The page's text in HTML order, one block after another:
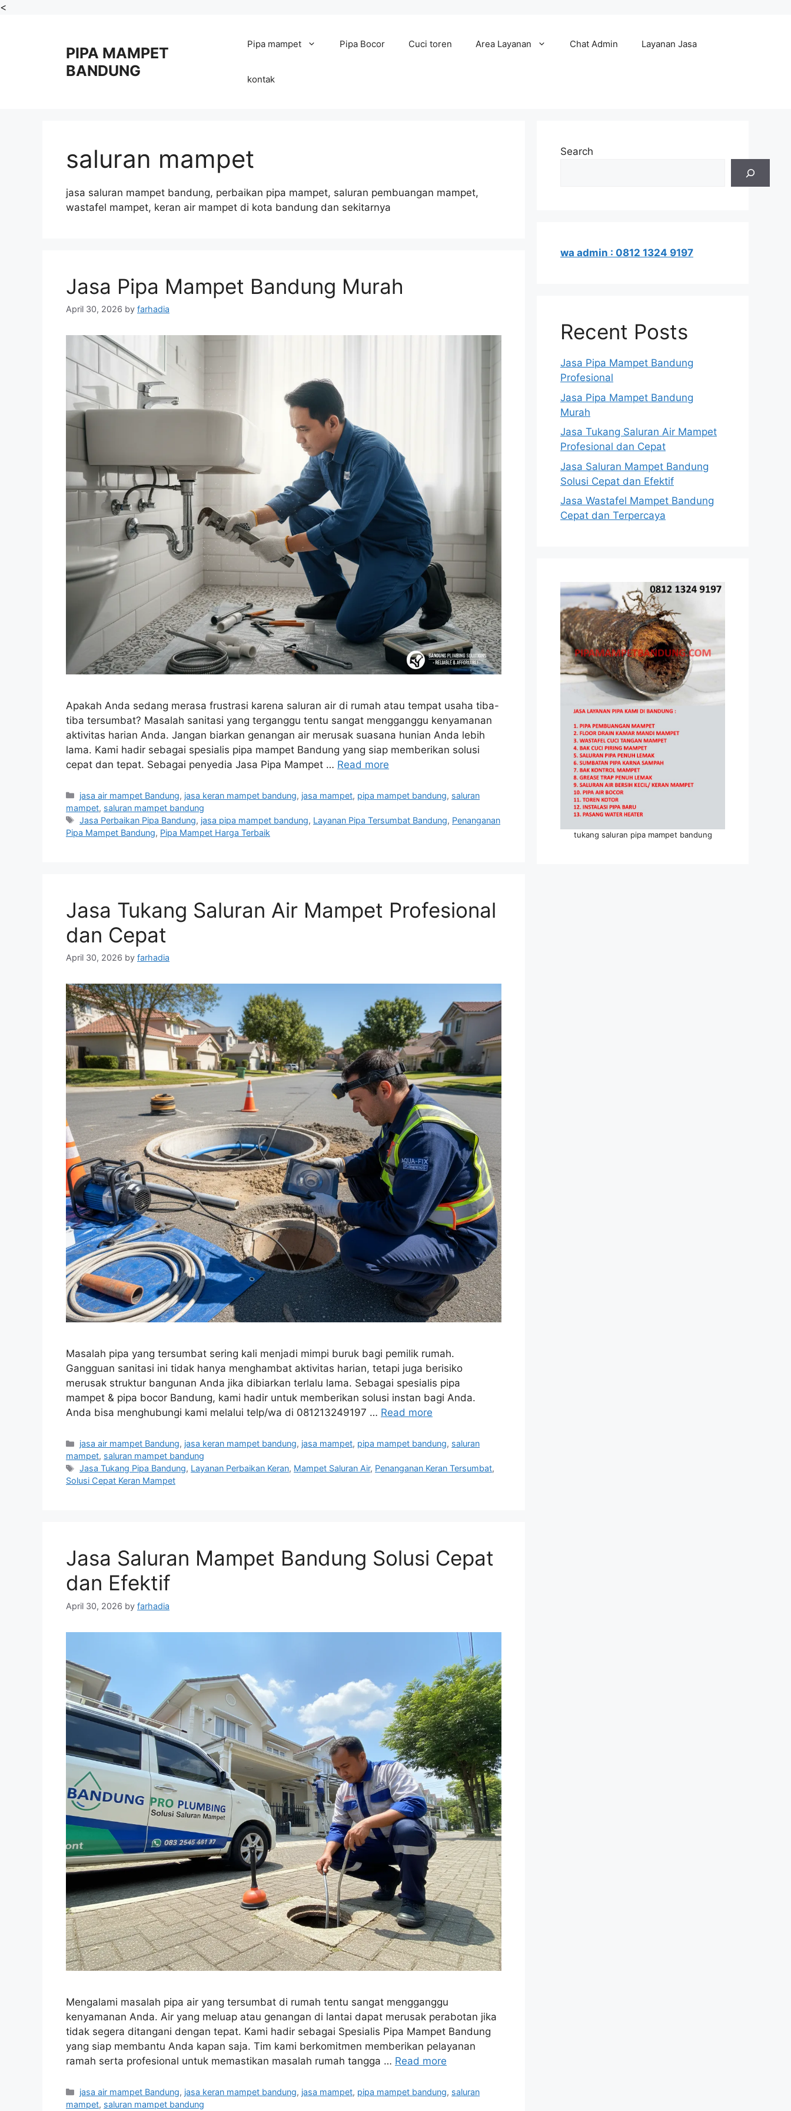
<
PIPA MAMPET
BANDUNG
Pipa mampet Pipa Bocor Cuci toren Area Layanan Chat Admin Layanan Jasa
kontak
saluran mampet
jasa saluran mampet bandung, perbaikan pipa mampet, saluran pembuangan mampet,
wastafel mampet, keran air mampet di kota bandung dan sekitarnya
Jasa Pipa Mampet Bandung Murah
April 30, 2026 by farhadia
Apakah Anda sedang merasa frustrasi karena saluran air di rumah atau tempat usaha tiba-
tiba tersumbat? Masalah sanitasi yang terganggu tentu sangat mengganggu kenyamanan
aktivitas harian Anda. Jangan biarkan genangan air merusak suasana hunian Anda lebih
lama. Kami hadir sebagai spesialis pipa mampet Bandung yang siap memberikan solusi
cepat dan tepat. Sebagai penyedia Jasa Pipa Mampet … Read more
Categories
jasa air mampet Bandung, jasa keran mampet bandung, jasa mampet, pipa mampet bandung, saluran
mampet, saluran mampet bandung
Tags
Jasa Perbaikan Pipa Bandung, jasa pipa mampet bandung, Layanan Pipa Tersumbat Bandung, Penanganan
Pipa Mampet Bandung, Pipa Mampet Harga Terbaik
Jasa Tukang Saluran Air Mampet Profesional
dan Cepat
April 30, 2026 by farhadia
Masalah pipa yang tersumbat sering kali menjadi mimpi buruk bagi pemilik rumah.
Gangguan sanitasi ini tidak hanya menghambat aktivitas harian, tetapi juga berisiko
merusak struktur bangunan Anda jika dibiarkan terlalu lama. Sebagai spesialis pipa
mampet & pipa bocor Bandung, kami hadir untuk memberikan solusi instan bagi Anda.
Anda bisa menghubungi kami melalui telp/wa di 081213249197 … Read more
Categories
jasa air mampet Bandung, jasa keran mampet bandung, jasa mampet, pipa mampet bandung, saluran
mampet, saluran mampet bandung
Tags
Jasa Tukang Pipa Bandung, Layanan Perbaikan Keran, Mampet Saluran Air, Penanganan Keran Tersumbat,
Solusi Cepat Keran Mampet
Jasa Saluran Mampet Bandung Solusi Cepat
dan Efektif
April 30, 2026 by farhadia
Mengalami masalah pipa air yang tersumbat di rumah tentu sangat mengganggu
kenyamanan Anda. Air yang meluap atau genangan di lantai dapat merusak perabotan jika
tidak segera ditangani dengan tepat. Kami hadir sebagai Spesialis Pipa Mampet Bandung
yang siap membantu Anda kapan saja. Tim kami berkomitmen memberikan pelayanan
ramah serta profesional untuk memastikan masalah rumah tangga … Read more
Categories
jasa air mampet Bandung, jasa keran mampet bandung, jasa mampet, pipa mampet bandung, saluran
mampet, saluran mampet bandung
Search
wa admin : 0812 1324 9197
Recent Posts
Jasa Pipa Mampet Bandung
Profesional
Jasa Pipa Mampet Bandung
Murah
Jasa Tukang Saluran Air Mampet
Profesional dan Cepat
Jasa Saluran Mampet Bandung
Solusi Cepat dan Efektif
Jasa Wastafel Mampet Bandung
Cepat dan Terpercaya
tukang saluran pipa mampet bandung